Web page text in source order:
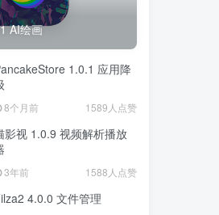
AI绘画
1.0.1 应用降
8个月前 1589人点赞
影视 1.0.9 视频解析播放
3年前 1588人点赞
4.0.0 文件管理